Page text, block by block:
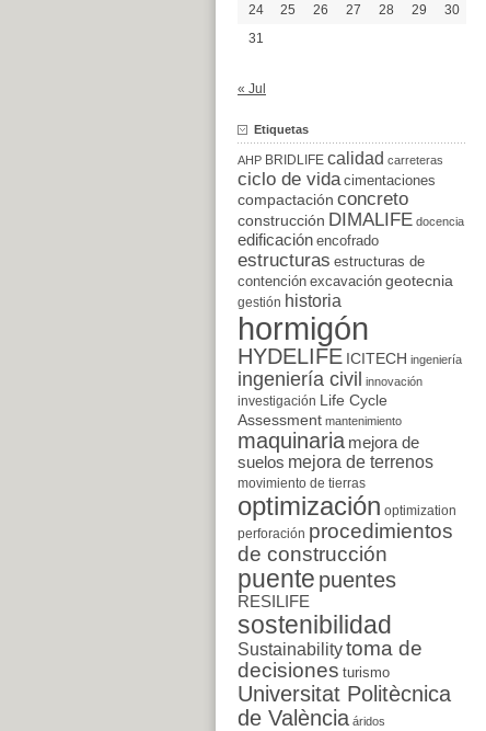
24
25 26 27 28 29
30
31
« Jul
Etiquetas
AHP BRIDLIFE calidad carreteras
ciclo de vida cimentaciones
compactación concreto
construcción DIMALIFE docencia
edificación encofrado
estructuras estructuras de
contención excavación geotecnia
gestión historia
hormigón
HYDELIFE ICITECH ingeniería
ingeniería civil innovación
investigación
Life Cycle
Assessment mantenimiento
maquinaria mejora de
suelos mejora de terrenos
movimiento de tierras
optimización optimization
perforación procedimientos
de construcción
puente puentes
RESILIFE
sostenibilidad
Sustainabilitytoma de
decisiones turismo
Universitat Politècnica
de València áridos